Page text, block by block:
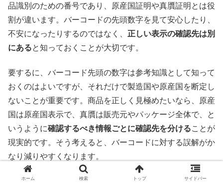
品識別のための番号であり、原産国証明や真贋証明とは役
割が違います。バーコードの先頭数字を見て安心したり、
不安になったりするのではなく、 正しい表示の確認先は別
にあると知っておくことが大切です。
要するに、バーコード先頭の数字は参考知識として知って
おくのはよいですが、それだけで製造国や原産国を断定し
ないことが重要です。商品を正しく見極めたいなら、原産
国は原産国表示で、真贋は販売元やパッケージ全体で、と
いうように確認するべき情報ごとに確認先を分けることが
現実的です。そう考えると、バーコードに対する誤解がか
なり減りやすくなります。
ホーム 検索 トップ サイドバー